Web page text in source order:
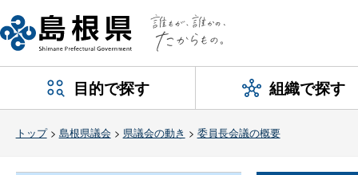
目的で探す 組織で探す
トップ> 島根県議会 > 県議会の動き > 委員長会議の概要